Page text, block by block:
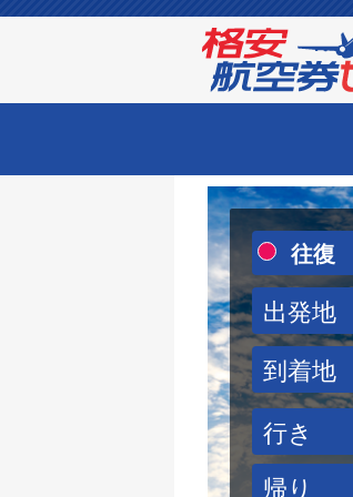
往復
出発地
到着地
行き
帰り